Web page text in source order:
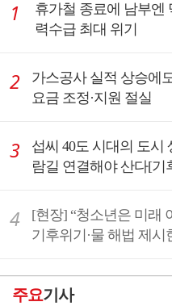
휴가철 종료에 남부
력수급 최대 위기
가스공사 실적 상승에
요금 조정·지원 절실
섭씨 40도 시대의 도시
람길 연결해야 산다[기
[현장] “청소년은 미래
기후위기·물 해법 제시
주요기사